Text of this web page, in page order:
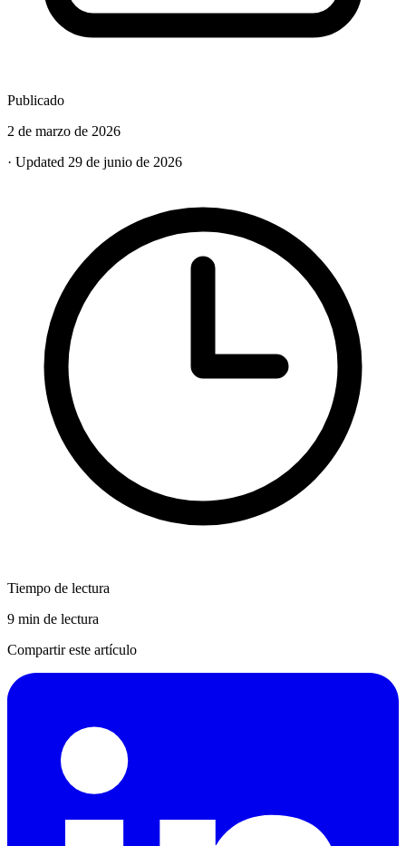
Publicado
2 de marzo de 2026
· Updated 29 de junio de 2026
Tiempo de lectura
9 min de lectura
Compartir este artículo